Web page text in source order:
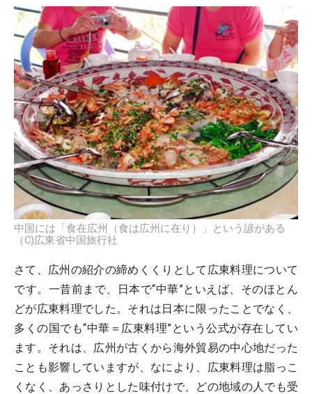
中国には「食在広州（食は広州に在り）」という諺がある
（C)広東省中国旅行社
さて、広州の紹介の締めくくりとして広東料理について
です。一昔前まで、日本で“中華”といえば、そのほとん
どが広東料理でした。それは日本に限ったことでなく、
多くの国でも“中華＝広東料理”という公式が存在してい
ます。それは、広州が古くから海外貿易の中心地だった
ことも影響していますが、なにより、広東料理は脂っこ
くなく、あっさりとした味付けで、どの地域の人でも受